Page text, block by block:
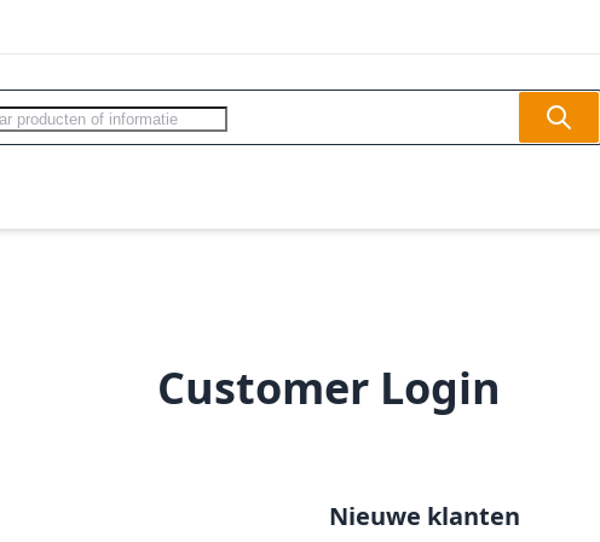
Search
Customer Login
Nieuwe klanten